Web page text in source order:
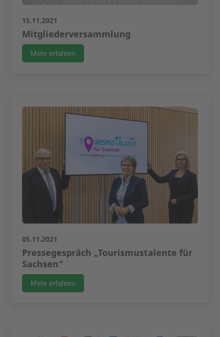
15.11.2021
Mitgliederversammlung
Mehr erfahren
05.11.2021
Pressegespräch „Tourismustalente für
Sachsen“
Mehr erfahren